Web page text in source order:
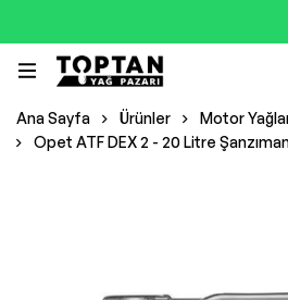
Ana Sayfa Ürünler
Motor
Opet ATF DEX 2 - 20 Litre Şanzıman